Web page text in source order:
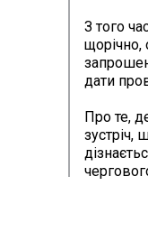
З того
щорічно,
дати
Про те,
зустріч,